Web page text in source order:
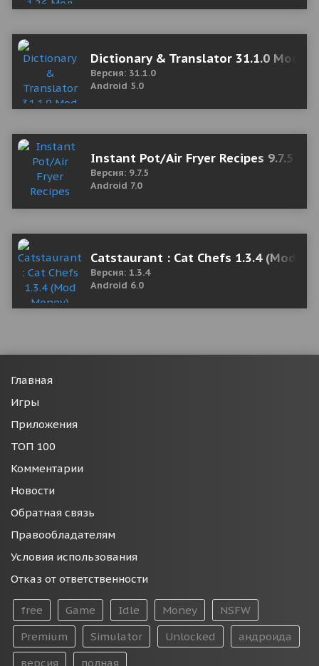
Dictionary & Translator 31.1.0 Mod
Версия: 31.1.0
Android 5.0
Instant Pot/Air Fryer Recipes 9.7.5
Версия: 9.7.5
Android 7.0
Catstaurant : Cat Chefs 1.3.4 (Mod
Версия: 1.3.4
Android 6.0
Главная
Игры
Приложения
ТОП 100
Комментарии
Новости
Обратная связь
Правообладателям
Условия использования
Отказ от ответственности
free Game Idle Money
NSFW
Premium
Simulator Unlocked
андроида
версия
полная